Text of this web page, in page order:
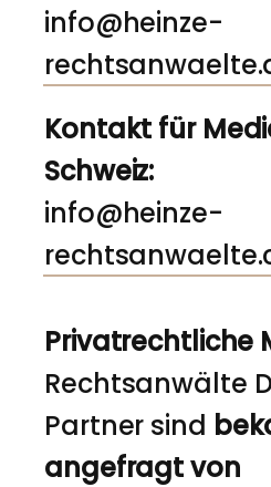
info@heinze-
Kontakt für
Schweiz:
info@heinze-
Privatrechtliche
Rechtsanwälte
Partner sind
angefragt von